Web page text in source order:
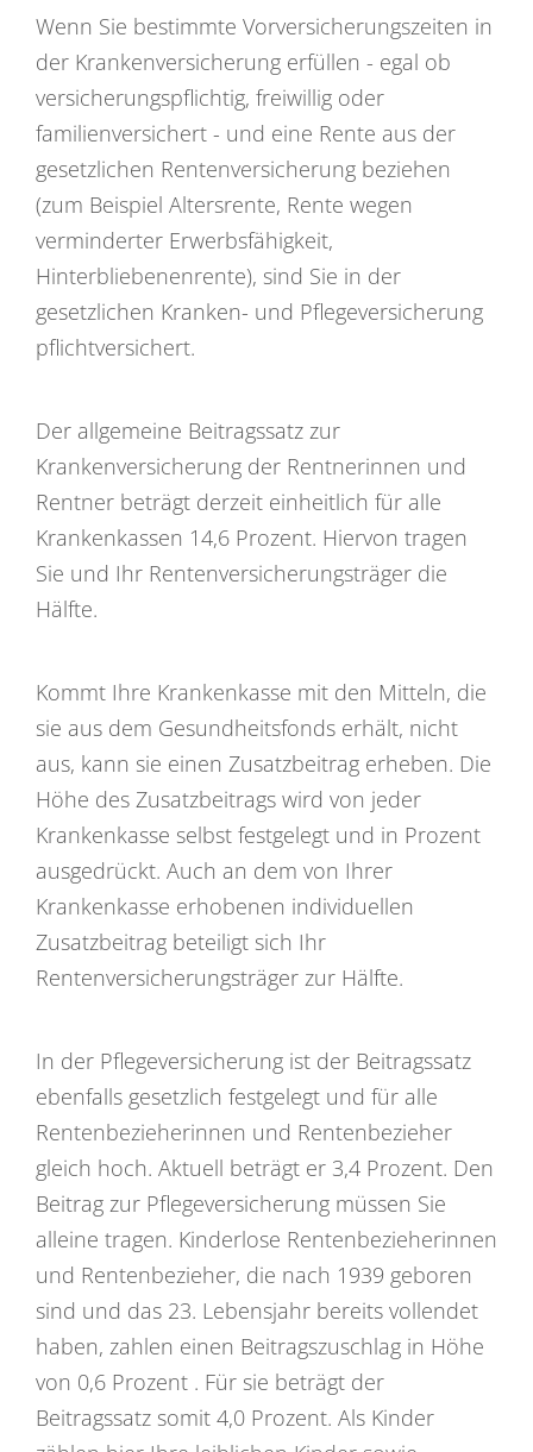
Wenn Sie bestimmte Vorversicherungszeiten in
der Krankenversicherung erfüllen - egal ob
versicherungspflichtig, freiwillig oder
familienversichert - und eine Rente aus der
gesetzlichen Rentenversicherung beziehen
(zum Beispiel Altersrente, Rente wegen
verminderter Erwerbsfähigkeit,
Hinterbliebenenrente), sind Sie in der
gesetzlichen Kranken- und Pflegeversicherung
pflichtversichert.
Der allgemeine Beitragssatz zur
Krankenversicherung der Rentnerinnen und
Rentner beträgt derzeit einheitlich für alle
Krankenkassen 14,6 Prozent. Hiervon tragen
Sie und Ihr Rentenversicherungsträger die
Hälfte.
Kommt Ihre Krankenkasse mit den Mitteln, die
sie aus dem Gesundheitsfonds erhält, nicht
aus, kann sie einen Zusatzbeitrag erheben. Die
Höhe des Zusatzbeitrags wird von jeder
Krankenkasse selbst festgelegt und in Prozent
ausgedrückt. Auch an dem von Ihrer
Krankenkasse erhobenen individuellen
Zusatzbeitrag beteiligt sich Ihr
Rentenversicherungsträger zur Hälfte.
In der Pflegeversicherung ist der Beitragssatz
ebenfalls gesetzlich festgelegt und für alle
Rentenbezieherinnen und Rentenbezieher
gleich hoch. Aktuell beträgt er 3,4 Prozent. Den
Beitrag zur Pflegeversicherung müssen Sie
alleine tragen. Kinderlose Rentenbezieherinnen
und Rentenbezieher, die nach 1939 geboren
sind und das 23. Lebensjahr bereits vollendet
haben, zahlen einen Beitragszuschlag in Höhe
von 0,6 Prozent . Für sie beträgt der
Beitragssatz somit 4,0 Prozent. Als Kinder